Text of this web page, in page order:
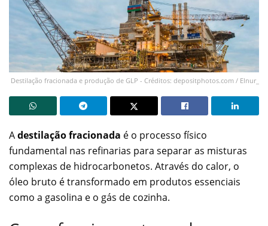
Destilação fracionada e produção de GLP - Créditos: depositphotos.com / Elnur_
Adestilação fracionada é o processo físico
fundamental nas refinarias para separar as misturas
complexas de hidrocarbonetos. Através do calor, o
óleo bruto é transformado em produtos essenciais
como a gasolina e o gás de cozinha.